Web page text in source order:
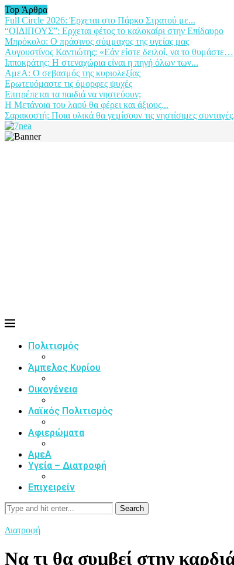
Top Άρθρα
Full Circle 2026: Έρχεται στο Πάρκο Στρατού με...
“ΟΙΔΙΠΟΥΣ”: Ερχεται φέτος το καλοκαίρι στην Επίδαυρο
Μπρόκολο: Ο πράσινος σύμμαχος της υγείας μας
Αυγουστίνος Καντιώτης: «Εάν είστε δειλοί, να το
Ιπποκράτης: Η στεναχώρια είναι η πηγή όλων των...
ΑμεΑ: Ο σεβασμός της κυριολεξίας
Ερωτευόμαστε τις όμορφες ψυχές
Επιτρέπεται τα παιδιά να νηστεύουν;
Η Μετάνοια του λαού θα φέρει και άξιους...
Σαρακοστή: Ποια υλικά θα γεμίσουν τις νηστίσιμες
Πολιτισμός
Άμπελος Κυρίου
Οικογένεια
Λαϊκός Πολιτισμός
Αφιερώματα
ΑμεΑ
Υγεία – Διατροφή
Επιχειρείν
Search
Διατροφή
Να τι θα συμβεί στην